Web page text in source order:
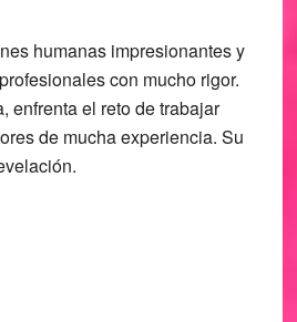
humanas impresionantes y
con mucho rigor.
enfrenta el reto de trabajar
de mucha experiencia. Su